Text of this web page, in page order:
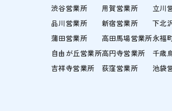
渋谷営業所
品川営業所
蒲田営業所
自由が丘営業所
吉祥寺営業所
用賀営業所
新宿営業所
高田馬場営業所
高円寺営業所
荻窪営業所
立川
下北
永福
千歳
池袋